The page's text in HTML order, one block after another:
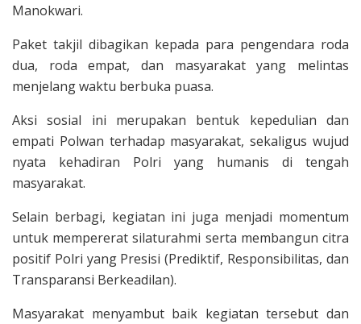
Manokwari.
Paket takjil dibagikan kepada para pengendara roda
dua, roda empat, dan masyarakat yang melintas
menjelang waktu berbuka puasa.
Aksi sosial ini merupakan bentuk kepedulian dan
empati Polwan terhadap masyarakat, sekaligus wujud
nyata kehadiran Polri yang humanis di tengah
masyarakat.
Selain berbagi, kegiatan ini juga menjadi momentum
untuk mempererat silaturahmi serta membangun citra
positif Polri yang Presisi (Prediktif, Responsibilitas, dan
Transparansi Berkeadilan).
Masyarakat menyambut baik kegiatan tersebut dan